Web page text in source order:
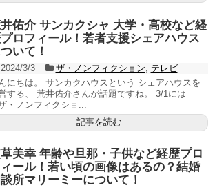
佑介 サンカクシャ 大学・高校など経
ロフィール！若者支援シェアハウス
いて！
2024/3/3 ザ・ノンフィクション, テレビ
にちは。 サンカクハウスという シェアハウスを
する、 荒井佑介さんが話題ですね。 3/1には
ザ・ノンフィクショ...
記事を読む
美幸 年齢や旦那・子供など経歴プロ
ール！若い頃の画像はあるの？結婚
所マリーミーについて！